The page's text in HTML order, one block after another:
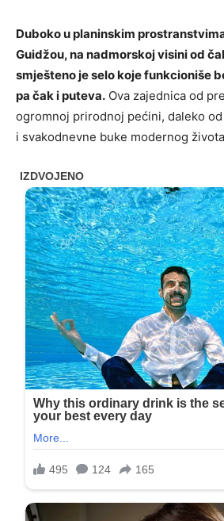
Duboko u planinskim
Guidžou, na nadmorskoj visini od
smješteno je selo koje funkcioniše
pa čak i puteva. Ova zajednica od
ogromnoj prirodnoj pećini, daleko
i svakodnevne buke modernog